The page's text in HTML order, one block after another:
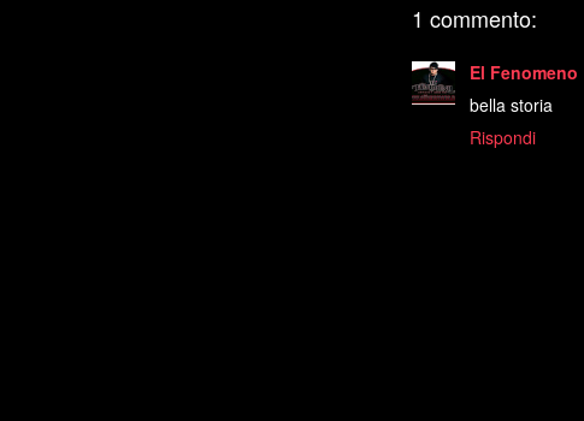
1 commento:
El Fenomeno
bella storia
Rispondi